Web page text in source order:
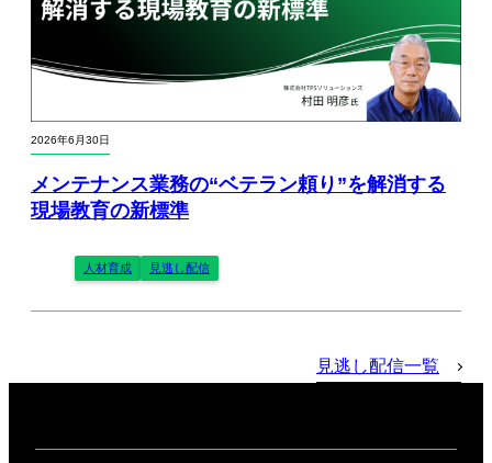
2026年6月30日
メンテナンス業務の“ベテラン頼り”を解消する
現場教育の新標準
人材育成 見逃し配信
見逃し配信一覧